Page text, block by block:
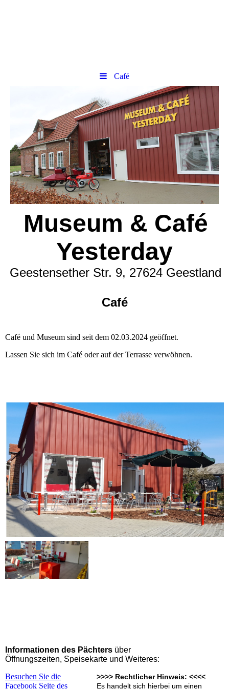
Café
Museum & Café
Yesterday
Geestensether Str. 9, 27624 Geestland
Café
Café und Museum sind seit dem 02.03.2024 geöffnet.
Lassen Sie sich im Café oder auf der Terrasse verwöhnen.
Informationen des Pächters über
Öffnungszeiten, Speisekarte und Weiteres:
Besuchen Sie die
Facebook Seite des
>>>> Rechtlicher Hinweis: <<<<
Es handelt sich hierbei um einen